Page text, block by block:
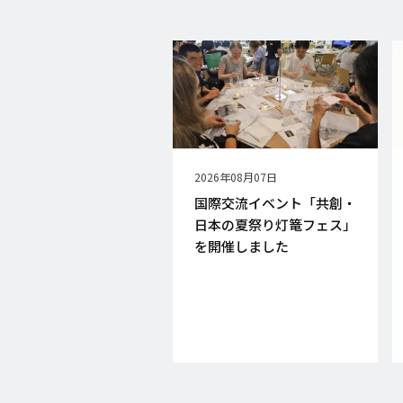
公
開
日
2026年08月07日
国際交流イベント「共創・
日本の夏祭り灯篭フェス」
を開催しました